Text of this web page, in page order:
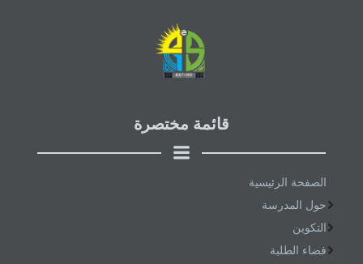
قائمة مختصرة
الصفحة الرئيسية
حول المدرسة
التكوين
فضاء الطلبة